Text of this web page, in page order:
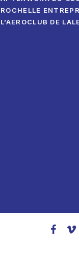
ROCHELLE
L’AEROCLUB DE
facebook